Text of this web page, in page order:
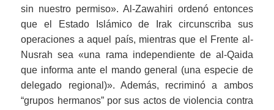
sin nuestro permiso». Al-Zawahiri ordenó entonces
que el Estado Islámico de Irak circunscriba sus
operaciones a aquel país, mientras que el Frente al-
Nusrah sea «una rama independiente de al-Qaida
que informa ante el mando general (una especie de
delegado regional)». Además, recriminó a ambos
“grupos hermanos” por sus actos de violencia contra